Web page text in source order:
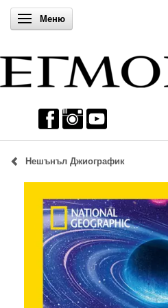
Включи навигацията
Меню
Нешънъл Джиографик